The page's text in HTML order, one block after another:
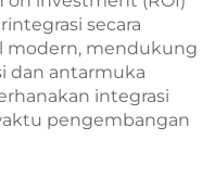
secara
modern, mendukung
dan antarmuka
integrasi
pengembangan